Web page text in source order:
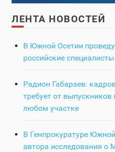
ЛЕНТА НОВОСТЕЙ
В Южной Осетии
российские
Радион Габараев:
требует от выпускников
любом участке
В Генпрокуратуре
автора исследования о